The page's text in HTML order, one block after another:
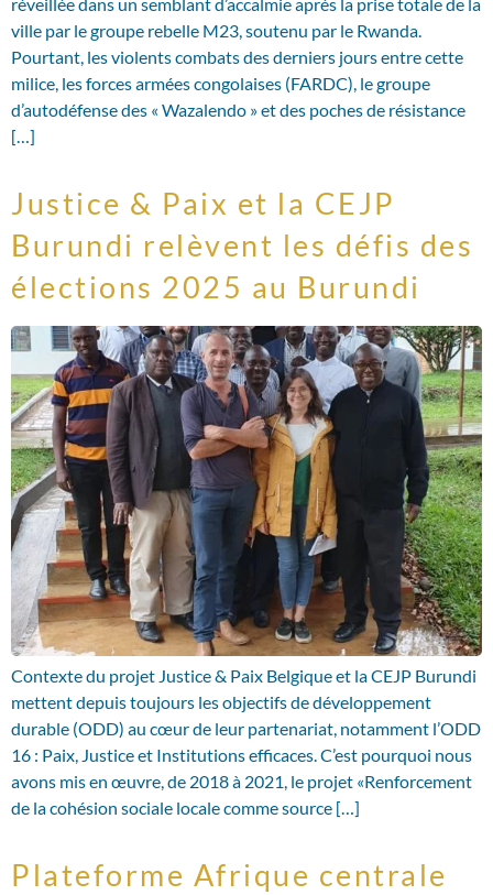
ville par le groupe rebelle M23, soutenu par le Rwanda.
Pourtant, les violents combats des derniers jours entre cette
milice, les forces armées congolaises (FARDC), le groupe
d’autodéfense des « Wazalendo » et des poches de résistance
[…]
Justice & Paix et la CEJP
Burundi relèvent les défis des
élections 2025 au Burundi
Contexte du projet Justice & Paix Belgique et la CEJP Burundi
mettent depuis toujours les objectifs de développement
durable (ODD) au cœur de leur partenariat, notamment l’ODD
16 : Paix, Justice et Institutions efficaces. C’est pourquoi nous
avons mis en œuvre, de 2018 à 2021, le projet «Renforcement
de la cohésion sociale locale comme source […]
Plateforme Afrique centrale